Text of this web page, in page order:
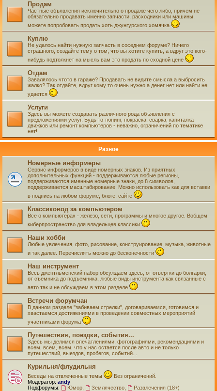
Продам
Частные объявления исключительно о продаже чего либо, причем не
обязательно продавать именно запчасти, расходники или машины,
можете попробовать продать хоть джунгурского хомячка
Куплю
Не удалось найти нужную запчасть в соседнем форуме? Ничего
страшного, создайте тему о том, что вы хотите купить, а вдруг это кого-
нибудь подтолкнет на мысль вам это продать по сходной цене
Отдам
Завалялось чтото в гараже? Продавать не видите смысла а выбросить
жалко? Так отдайте, вдруг кому то очень нужно а денег нет или найти не
удается
Услуги
Здесь вы можете создавать различного рода объявления с
предложениями услуг. Будь то тюнинг, покраска, сварка, капиталка
движков или ремонт компьютеров - неважно, ограничений по тематике
нет!
Разное
Номерные информеры
Сервис информеров в виде номерных знаков. Из приятных
дополнительных функций - поддерживаются любые регионы,
поддерживаются именные номерные знаки, до 8 символов,
поддерживается масштабирование. Можно использовать как для вставки
в подпись на любом форуме, блоге, сайте
Классиковод за компьютером
Все о компьютерах - железо, сети, программы и многое другое. Вобщем
киберпространство для владельцев классики
Наши хобби
Любые увлечения, фото, рисование, конструирование, музыка, животные
и так далее. Перечислять можно до бесконечности
Наш инструмент
Весь джентльменский набор обсуждаем здесь, от отвертки до болгарки,
от съемника до подъемника, любые виды инструмента как связанные с
авто так и не обсуждаем в этом разделе
Встречи форумчан
В данном разделе "забиваем стрелки", договариваемся, готовимся и
хвастаемся достижениями в проведении совместных мероприятий
участниками форума
Путешествия, поездки, события...
Здесь мы делимся впечатлениями, фотографиями, рекомендациями и
всем, всем, всем, что у нас остается после авто и не только
путешествий, выездов, пробегов, событий...
Курильня/флудильня
Беседы на отвлеченные темы
Без ограничений.
Модератор: andy
Подфорумы:
Юмор, Землячество, Развлечения (18+)